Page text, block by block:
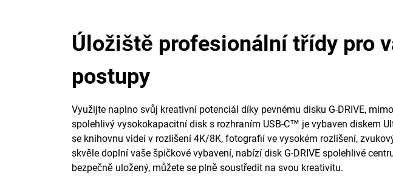
Úložiště profesionální třídy pro
postupy
Využijte naplno svůj kreativní potenciál díky pevnému disku G-DRIVE,
spolehlivý vysokokapacitní disk s rozhraním USB-C™ je vybaven diskem
se knihovnu videí v rozlišení 4K/8K, fotografií ve vysokém rozlišení,
skvěle doplní vaše špičkové vybavení, nabízí disk G-DRIVE spolehlivé
bezpečně uložený, můžete se plně soustředit na svou kreativitu.